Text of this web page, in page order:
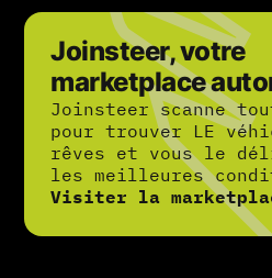
Joinsteer, votre
marketplace
Joinsteer scanne
pour trouver LE
rêves et vous le
les meilleures
Visiter la